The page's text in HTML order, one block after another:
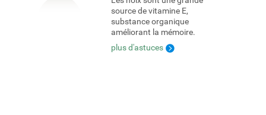
source de vitamine E,
substance organique
améliorant la mémoire.
plus d'astuces